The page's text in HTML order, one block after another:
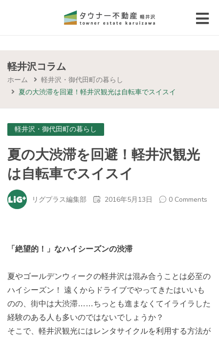
(物件種別から選ぶ)
(価格帯から選ぶ)
(コラム・移住者の声)
(お問い合わせ)
軽井沢コラム
ホーム
軽井沢・御代田町の暮らし
夏の大渋滞を回避！軽井沢観光は自転車でスイスイ
軽井沢・御代田町の暮らし
夏の大渋滞を回避！軽井沢観光
は自転車でスイスイ
リグプラス編集部 2016年5月13日 0 Comments
「絶望的！」なハイシーズンの渋滞
夏やゴールデンウィークの軽井沢は混み合うことは必至の
ハイシーズン！ 遠くからドライブでやってきたはいいも
のの、街中は大渋滞……ちっとも進まなくてイライラした
経験のある人も多いのではないでしょうか？
そこで、軽井沢観光にはレンタサイクルを利用する方法が